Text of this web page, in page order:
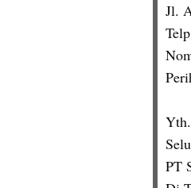
Jl.
Yth.
PT